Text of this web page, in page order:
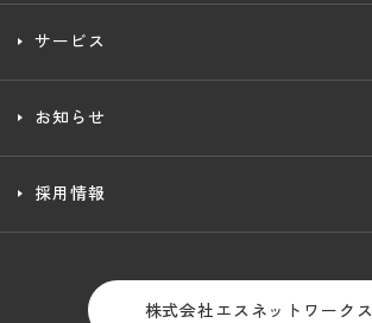
サービス
お知らせ
採用情報
株式会社エスネットワークス